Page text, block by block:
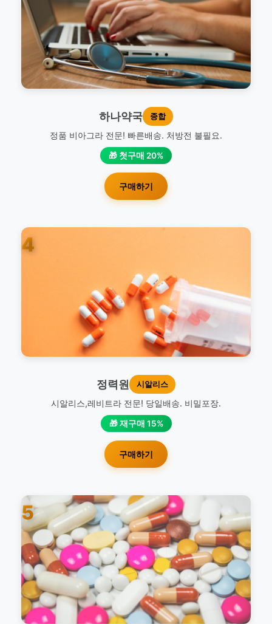
하나약국 종합
정품 비아그라 전문! 빠른배송. 처방전 불필요.
🎁 첫구매 20%
구매하기
4
정력원 시알리스
시알리스,레비트라 전문! 당일배송. 비밀포장.
🎁 재구매 15%
구매하기
5